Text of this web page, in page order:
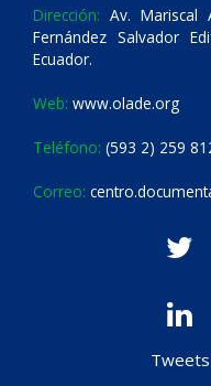
Dirección: Av. Mariscal
Fernández Salvador
Ecuador.
Web: www.olade.org
Teléfono: (593 2) 259
Correo: